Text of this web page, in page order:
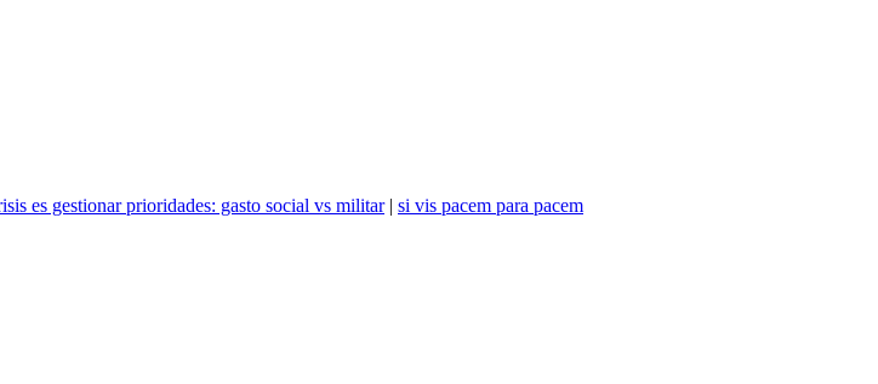
es gestionar prioridades: gasto social vs militar| si vis pacem para pacem